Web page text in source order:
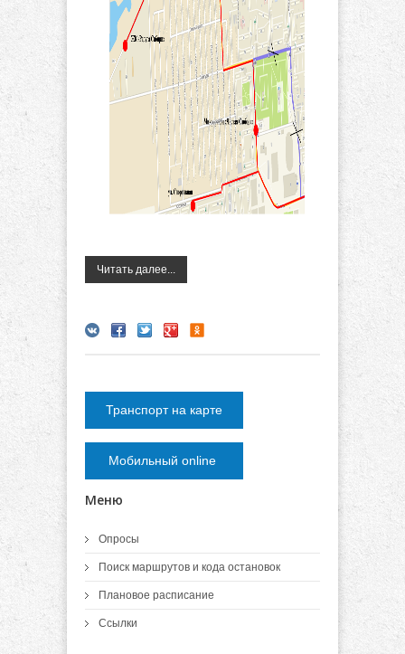
Читать далее...
Транспорт на карте
Мобильный online
Меню
Опросы
Поиск маршрутов и кода остановок
Плановое расписание
Ссылки